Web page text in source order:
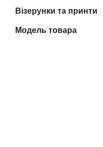
Візерунки та принти
Модель товара